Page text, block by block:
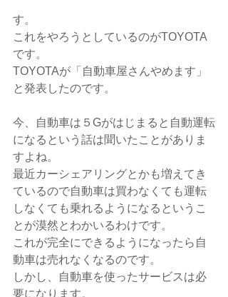
す。
これをやろうとしているのがTOYOTA
です。
TOYOTAが「自動車屋さんやめます」
と発表したのです。
今、自動車は５Gがはじまると自動運転
になるという話は聞いたことがありま
すよね。
最近カーシェアリングとかも増えてき
ているので自動車は買わなくても運転
しなくても乗れるようになるというこ
とが漠然とわかいるわけです。
これが完全にできるようになったら自
動車は売れなくなるのです。
しかし、自動車を使ったサービスは必
要になります。